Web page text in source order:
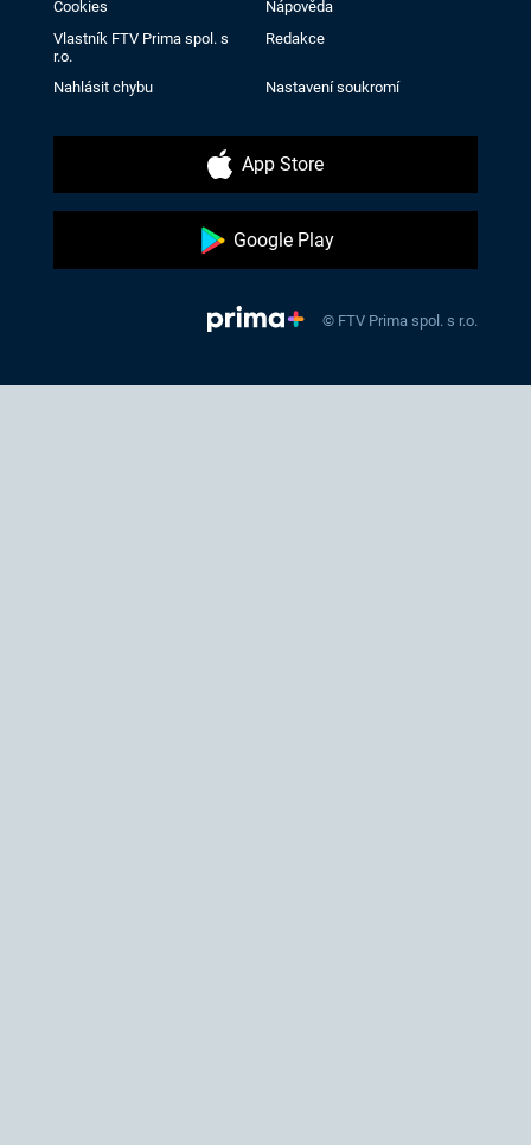
Cookies
Nápověda
Vlastník FTV Prima spol. s
r.o.
Redakce
Nahlásit chybu Nastavení soukromí
App Store
Google Play
© FTV Prima spol. s r.o.